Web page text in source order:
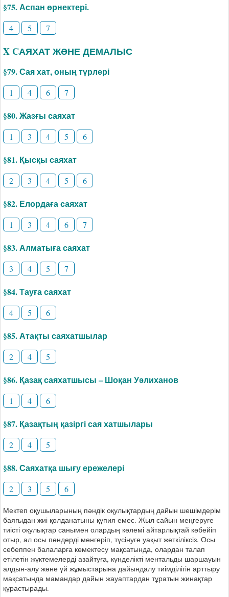
§75. Аспан өрнектері.
4 5 7
X CАЯХАТ ЖӘНЕ ДЕМАЛЫС
§79. Сая хат, оның түрлері
1 4 6 7
§80. Жазғы саяхат
1 3 4 5 6
§81. Қысқы саяхат
2 3 4 5 6
§82. Елордаға саяхат
1 3 4 6 7
§83. Алматыға саяхат
3 4 5 7
§84. Тауға саяхат
4 5 6
§85. Атақты саяхатшылар
2 4 5
§86. Қазақ саяхатшысы – Шоқан Уәлиханов
1 4 6
§87. Қазақтың қазіргі сая хатшылары
2 4 5
§88. Саяхатқа шығу ережелері
2 3 5 6
Мектеп оқушыларының пәндік оқулықтардың дайын шешімдерім
баяғыдан жиі қолданатыны құпия емес. Жыл сайын меңгеруге
тиісті оқулықтар санымен олардың көлемі айтарлықтай көбейіп
отыр, ал осы пәндерді менгеріп, түсінуге уақыт жеткіліксіз. Осы
себеппен балаларға көмектесу мақсатында, олардан талап
етілетін жүктемелерді азайтуға, күнделікті ментальды шаршауын
алдын-алу және үй жұмыстарына дайындалу тиімділігін арттыру
мақсатында мамандар дайын жауаптардан тұратын жинақтар
құрастырады.